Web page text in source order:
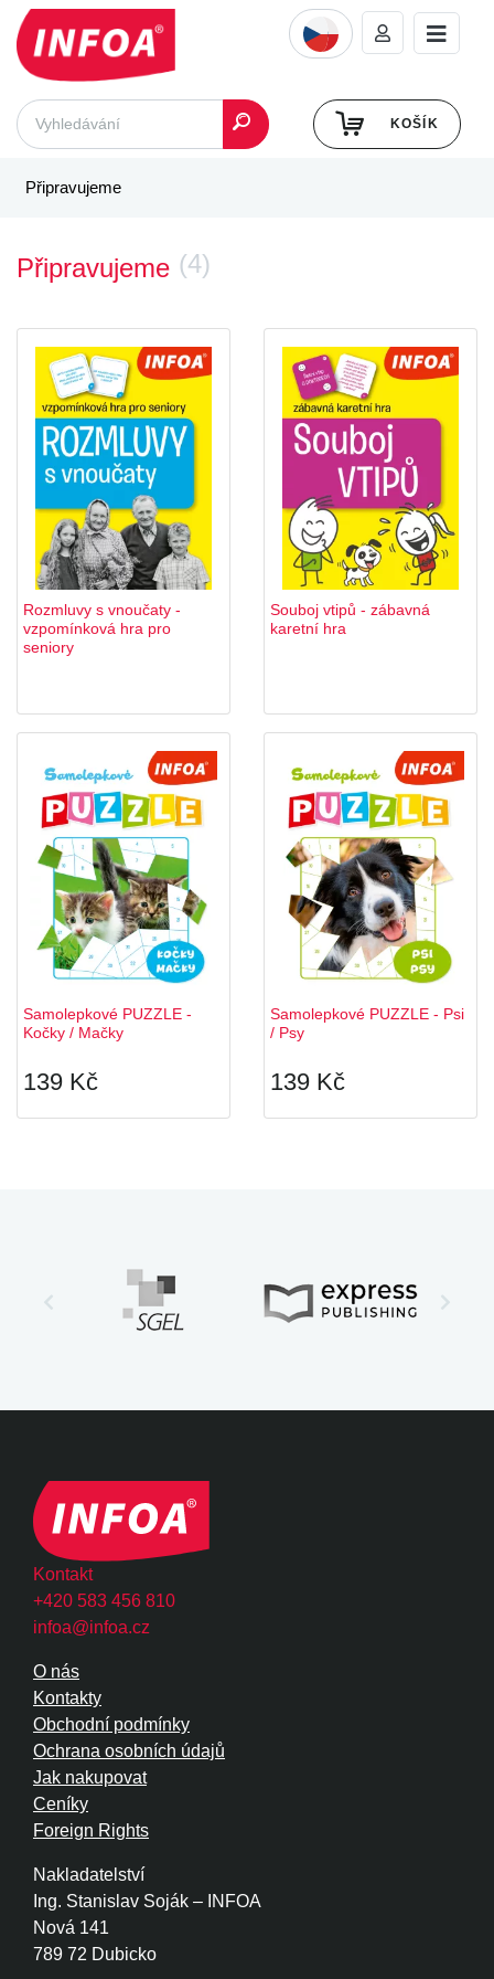
KOŠÍK
Připravujeme
Připravujeme (4)
Rozmluvy s vnoučaty -
vzpomínková hra pro
seniory
Souboj vtipů - zábavná
karetní hra
Samolepkové PUZZLE -
Kočky / Mačky
139 Kč
Samolepkové PUZZLE - Psi
/ Psy
139 Kč
Kontakt
+420 583 456 810
infoa@infoa.cz
Nakladatelství
Ing. Stanislav Soják – INFOA
Nová 141
789 72 Dubicko
O nás
Kontakty
Obchodní podmínky
Ochrana osobních údajů
Jak nakupovat
Ceníky
Foreign Rights